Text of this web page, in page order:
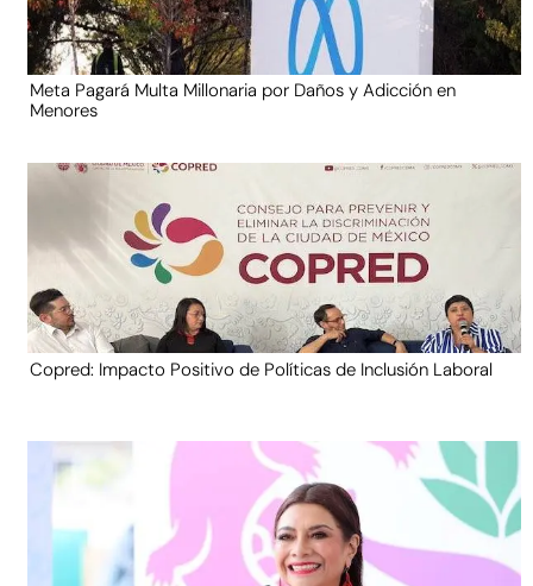
Meta Pagará Multa Millonaria por Daños y Adicción en
Menores
Copred: Impacto Positivo de Políticas de Inclusión Laboral